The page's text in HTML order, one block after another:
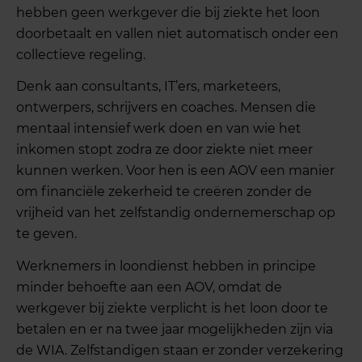
hebben geen werkgever die bij ziekte het loon
doorbetaalt en vallen niet automatisch onder een
collectieve regeling.
Denk aan consultants, IT’ers, marketeers,
ontwerpers, schrijvers en coaches. Mensen die
mentaal intensief werk doen en van wie het
inkomen stopt zodra ze door ziekte niet meer
kunnen werken. Voor hen is een AOV een manier
om financiële zekerheid te creëren zonder de
vrijheid van het zelfstandig ondernemerschap op
te geven.
Werknemers in loondienst hebben in principe
minder behoefte aan een AOV, omdat de
werkgever bij ziekte verplicht is het loon door te
betalen en er na twee jaar mogelijkheden zijn via
de WIA. Zelfstandigen staan er zonder verzekering